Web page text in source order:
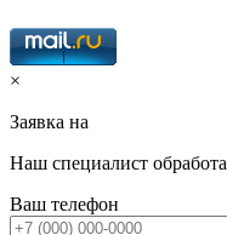
×
Заявка на
Наш специалист
Ваш телефон